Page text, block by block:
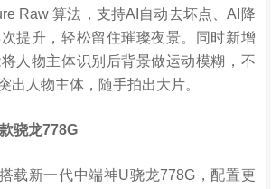
Raw 算法，支持AI自动去坏点、AI降
提升，轻松留住璀璨夜景。同时新增
人物主体识别后背景做运动模糊，不
出人物主体，随手拍出大片。
骁龙778G
载新一代中端神U骁龙778G，配置更